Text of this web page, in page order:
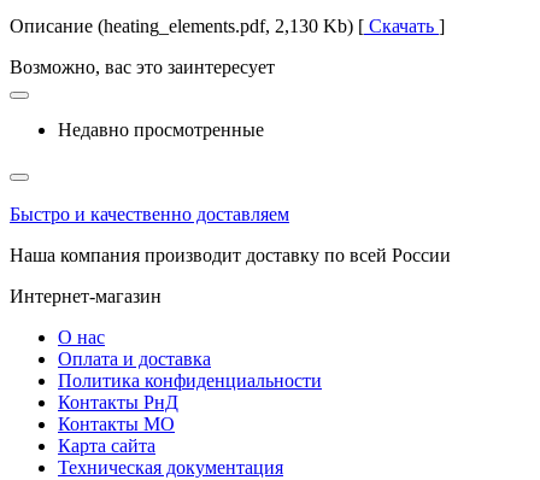
Описание (heating_elements.pdf, 2,130 Kb) [ Скачать ]
Возможно, вас это заинтересует
Недавно просмотренные
Быстро и качественно доставляем
Наша компания производит доставку по всей России
Интернет-магазин
О нас
Оплата и доставка
Политика конфиденциальности
Контакты РнД
Контакты МО
Карта сайта
Техническая документация